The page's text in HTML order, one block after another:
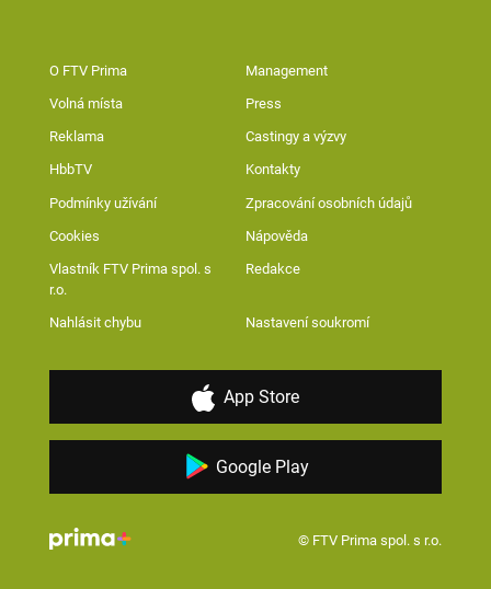
O FTV Prima Management
Volná místa Press
Reklama Castingy a výzvy
HbbTV Kontakty
Podmínky užívání Zpracování osobních údajů
Cookies Nápověda
Vlastník FTV Prima spol. s
r.o.
Redakce
Nahlásit chybu Nastavení soukromí
App Store
Google Play
© FTV Prima spol. s r.o.